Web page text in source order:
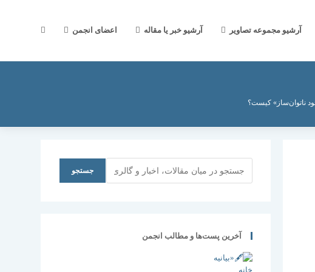
آرشیو مجموعه تصاویر آرشیو خبر یا مقاله اعضای انجمن جستجوی
ناتوان‌ساز» کیست؟
جستجو
آخرین پست‌ها و مطالب انجمن